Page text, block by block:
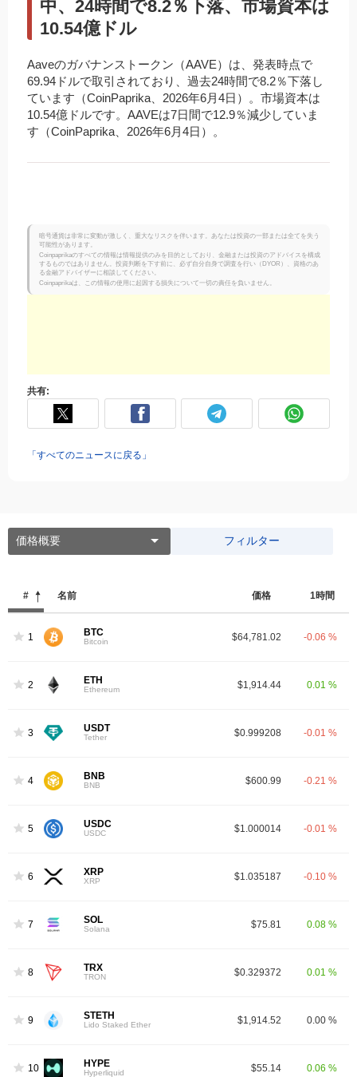
中、24時間で8.2％下落、市場資本は
10.54億ドル
Aaveのガバナンストークン（AAVE）は、発表時点で
69.94ドルで取引されており、過去24時間で8.2％下落し
ています（CoinPaprika、2026年6月4日）。市場資本は
10.54億ドルです。AAVEは7日間で12.9％減少していま
す（CoinPaprika、2026年6月4日）。
暗号通貨は非常に変動が激しく、重大なリスクを伴います。あなたは投資の一部または全てを失う
可能性があります。
Coinpaprikaのすべての情報は情報提供のみを目的としており、金融または投資のアドバイスを構成
するものではありません。投資判断を下す前に、必ず自分自身で調査を行い（DYOR）、資格のあ
る金融アドバイザーに相談してください。
Coinpaprikaは、この情報の使用に起因する損失について一切の責任を負いません。
共有:
「すべてのニュースに戻る」
価格概要 フィルター
# 名前 価格 1時間
1 BTC
Bitcoin $64,781.02 -0.06 %
2 ETH
Ethereum $1,914.44 0.01 %
3 USDT
Tether $0.999208 -0.01 %
4 BNB
BNB $600.99 -0.21 %
5 USDC
USDC $1.000014 -0.01 %
6 XRP
XRP $1.035187 -0.10 %
7 SOL
Solana $75.81 0.08 %
8 TRX
TRON $0.329372 0.01 %
9 STETH
Lido Staked Ether $1,914.52 0.00 %
10 HYPE
Hyperliquid $55.14 0.06 %